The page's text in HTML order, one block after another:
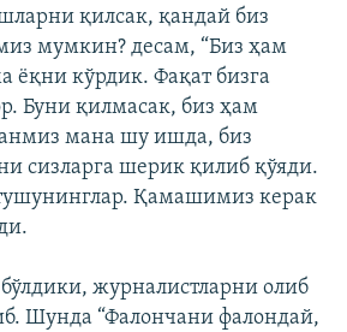
қилсак, қандай биз
мумкин? десам, “Биз ҳам
кўрдик. Фақат бизга
Буни қилмасак, биз ҳам
мана шу ишда, биз
сизларга шерик қилиб қўяди.
Қамашимиз керак
журналистларни олиб
Шунда “Фалончани фалондай,